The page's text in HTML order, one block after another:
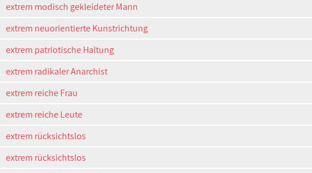
extrem modisch gekleideter Mann
extrem neuorientierte Kunstrichtung
extrem patriotische Haltung
extrem radikaler Anarchist
extrem reiche Frau
extrem reiche Leute
extrem rücksichtslos
extrem rücksichtslos